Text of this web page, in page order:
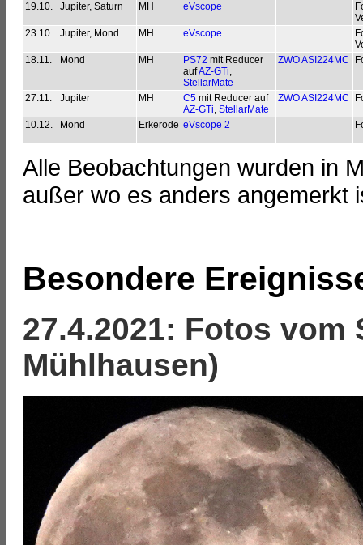
19.10.
Jupiter, Saturn MH eVscope
23.10.
Jupiter, Mond MH eVscope
18.11.
Mond MH PS72 mit Reducer
aufAZ-GTi,
StellarMate
ZWO ASI224MC
27.11. Jupiter MH C5 mit Reducer auf
AZ-GTi, StellarMate
ZWO ASI224MC
10.12. Mond Erkerode eVscope 2
Alle Beobachtungen wurden in
außer wo es anders angemerkt
Besondere
27.4.2021: Fotos vom
Mühlhausen)